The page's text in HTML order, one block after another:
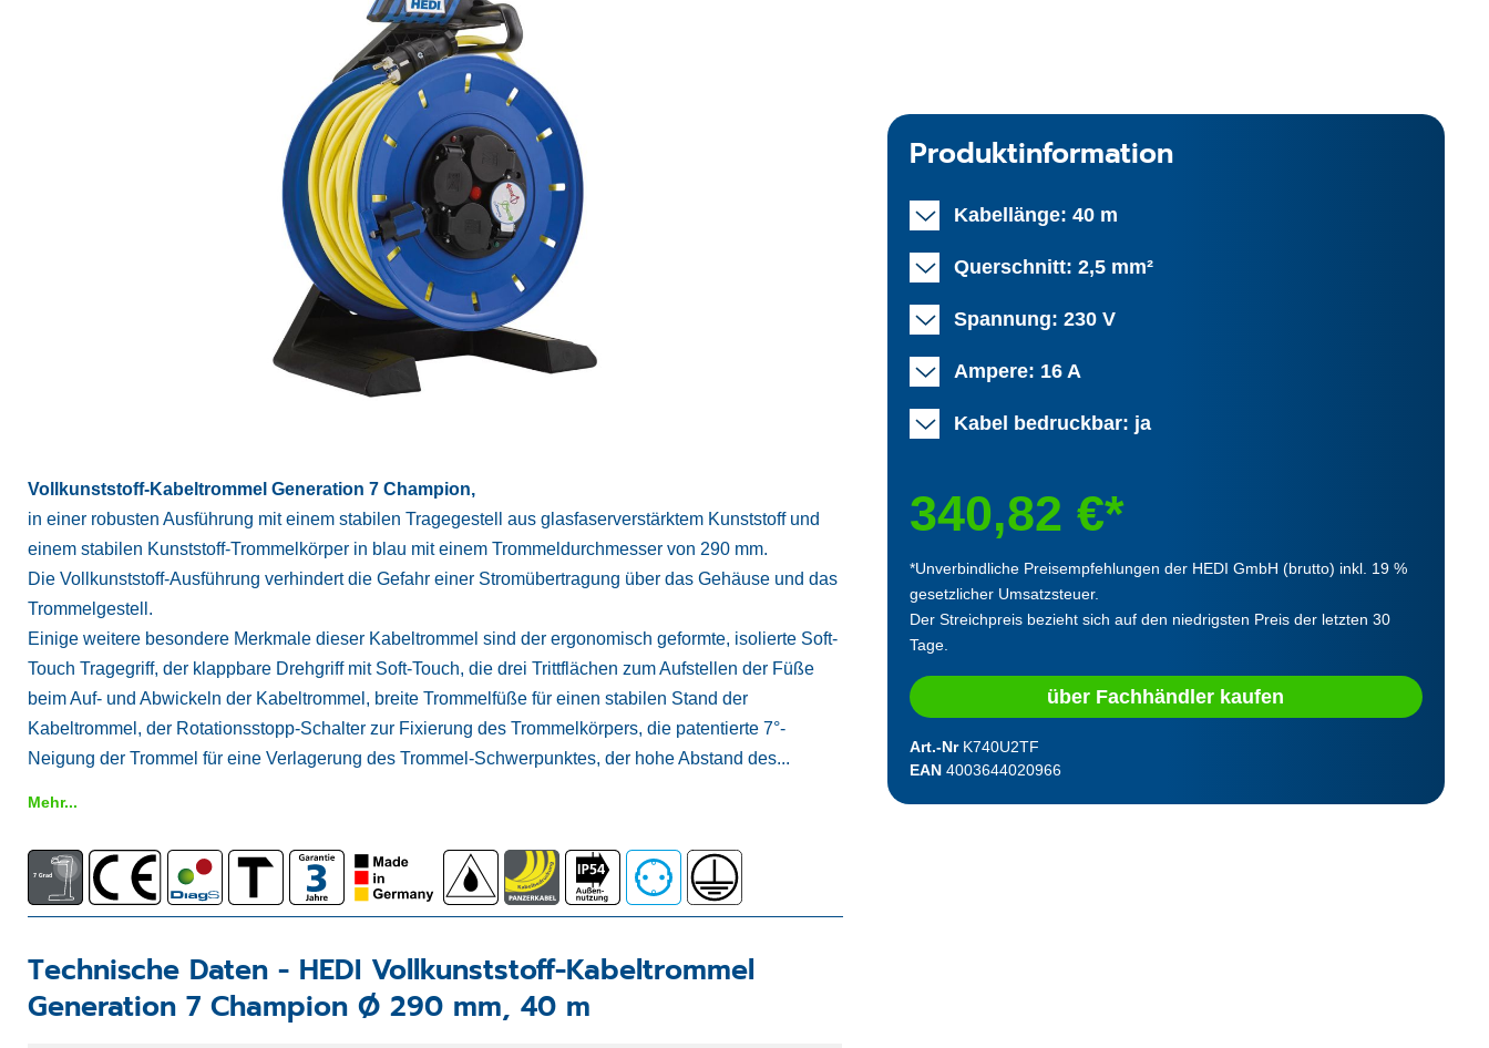
Vollkunststoff-Kabeltrommel Generation 7 Champion,
in einer robusten Ausführung mit einem stabilen Tragegestell aus glasfaserverstärktem Kunststoff und
einem stabilen Kunststoff-Trommelkörper in blau mit einem Trommeldurchmesser von 290 mm.
Die Vollkunststoff-Ausführung verhindert die Gefahr einer Stromübertragung über das Gehäuse und das
Trommelgestell.
Einige weitere besondere Merkmale dieser Kabeltrommel sind der ergonomisch geformte, isolierte Soft-
Touch Tragegriff, der klappbare Drehgriff mit Soft-Touch, die drei Trittflächen zum Aufstellen der Füße
beim Auf- und Abwickeln der Kabeltrommel, breite Trommelfüße für einen stabilen Stand der
Kabeltrommel, der Rotationsstopp-Schalter zur Fixierung des Trommelkörpers, die patentierte 7°-
Neigung der Trommel für eine Verlagerung des Trommel-Schwerpunktes, der hohe Abstand des...
Mehr...
Technische Daten - HEDI Vollkunststoff-Kabeltrommel
Generation 7 Champion Ø 290 mm, 40 m
Produktinformation
Kabellänge: 40 m
Querschnitt: 2,5 mm²
Spannung: 230 V
Ampere: 16 A
Kabel bedruckbar: ja
340,82 €*
*Unverbindliche Preisempfehlungen der HEDI GmbH (brutto) inkl. 19 %
gesetzlicher Umsatzsteuer.
Der Streichpreis bezieht sich auf den niedrigsten Preis der letzten 30
Tage.
über Fachhändler kaufen
Art.-Nr K740U2TF
EAN 4003644020966